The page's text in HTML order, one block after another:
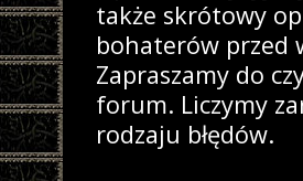
także skrótowy
bohaterów przed
Zapraszamy do
forum. Liczymy
rodzaju błędów.